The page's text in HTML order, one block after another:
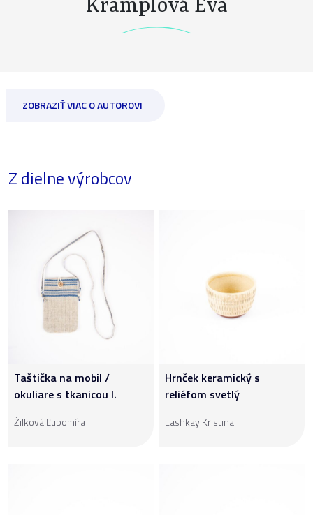
Kramplová Eva
ZOBRAZIŤ VIAC O AUTOROVI
Z dielne výrobcov
Taštička na mobil /
okuliare s tkanicou I.
Žilková Ľubomíra
Hrnček keramický s
reliéfom svetlý
Lashkay Kristina